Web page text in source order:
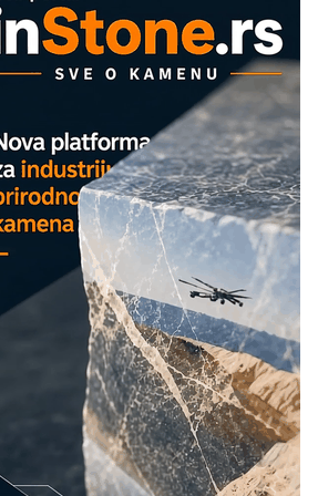
- Lim i mašine za savremena